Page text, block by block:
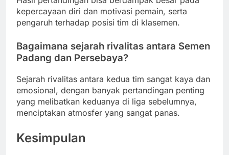
kepercayaan diri dan motivasi pemain, serta
pengaruh terhadap posisi tim di klasemen.
Bagaimana sejarah rivalitas antara Semen
Padang dan Persebaya?
Sejarah rivalitas antara kedua tim sangat kaya dan
emosional, dengan banyak pertandingan penting
yang melibatkan keduanya di liga sebelumnya,
menciptakan atmosfer yang sangat panas.
Kesimpulan